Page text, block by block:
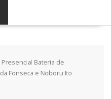
Bateria de
Fonseca e Noboru Ito